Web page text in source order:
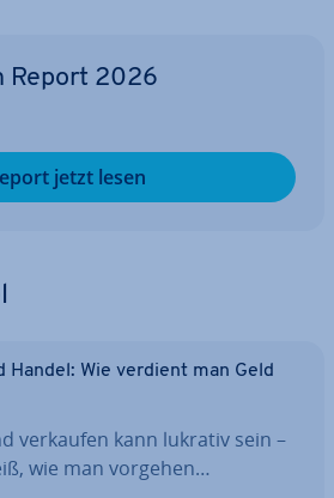
Report 2026
jetzt lesen
Handel: Wie verdient man Geld
verkaufen kann lukrativ sein –
wie man vorgehen…